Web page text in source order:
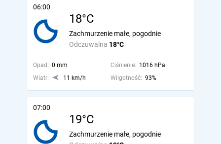
06:00
18°C
Odczuwalna 18°C
Zachmurzenie małe, pogodnie
Opad: 0 mm Ciśnienie: 1016 hPa
Wiatr:
11 km/h Wilgotność: 93%
07:00
19°C
Zachmurzenie małe, pogodnie